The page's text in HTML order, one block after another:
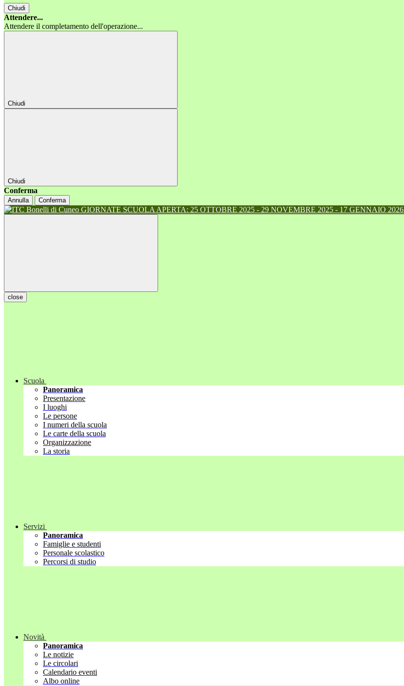
Chiudi
Attendere...
Attendere il completamento dell'operazione...
Chiudi
Chiudi
Conferma
Annulla Conferma
GIORNATE SCUOLA APERTA: 25 OTTOBRE 2025 - 29 NOVEMBRE 2025 - 17 GENNAIO 2026
close
Scuola
Panoramica
Presentazione
I luoghi
Le persone
I numeri della scuola
Le carte della scuola
Organizzazione
La storia
Servizi
Panoramica
Famiglie e studenti
Personale scolastico
Percorsi di studio
Novità
Panoramica
Le notizie
Le circolari
Calendario eventi
Albo online